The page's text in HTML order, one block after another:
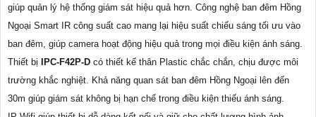
giúp quản lý hệ thống giám sát hiệu quả hơn. Công nghệ ban đêm Hồng
Ngoại Smart IR công suất cao mang lại hiệu suất chiếu sáng tối ưu vào
ban đêm, giúp camera hoạt động hiệu quả trong mọi điều kiện ánh sáng.
Thiết bị IPC-F42P-D có thiết kế thân Plastic chắc chắn, chịu được môi
trường khắc nghiệt. Khả năng quan sát ban đêm Hồng Ngoại lên đến
30m giúp giám sát không bị hạn chế trong điều kiện thiếu ánh sáng.